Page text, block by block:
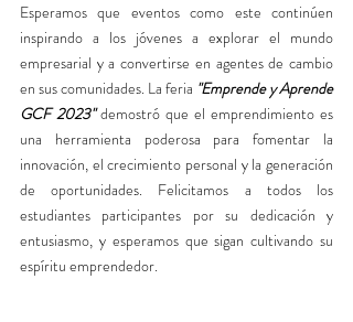
Esperamos que eventos como este continúen
inspirando a los jóvenes a explorar el mundo
empresarial y a convertirse en agentes de cambio
en sus comunidades. La feria "Emprende y Aprende
GCF 2023" demostró que el emprendimiento es
una herramienta poderosa para fomentar la
innovación, el crecimiento personal y la generación
de oportunidades. Felicitamos a todos los
estudiantes participantes por su dedicación y
entusiasmo, y esperamos que sigan cultivando su
espíritu emprendedor.